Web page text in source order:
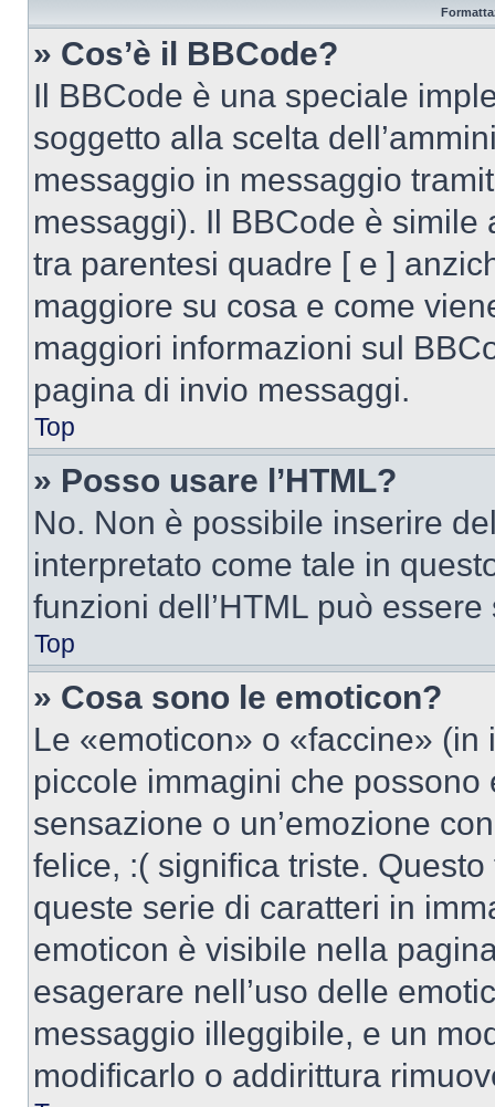
» Cos’è il BBCode?
Il BBCode è una speciale
soggetto alla scelta
messaggio in messaggio
messaggi). Il BBCode è simile
tra parentesi quadre [ e ]
maggiore su cosa e come
maggiori informazioni sul
pagina di invio messaggi.
Top
» Posso usare l’HTML?
No. Non è possibile inserire
interpretato come tale in
funzioni dell’HTML può
Top
» Cosa sono le emoticon?
Le «emoticon» o «faccine»
piccole immagini che
sensazione o un’emozione
felice, :( significa triste.
queste serie di caratteri in
emoticon è visibile nella
esagerare nell’uso delle
messaggio illeggibile, e un
modificarlo o addirittura